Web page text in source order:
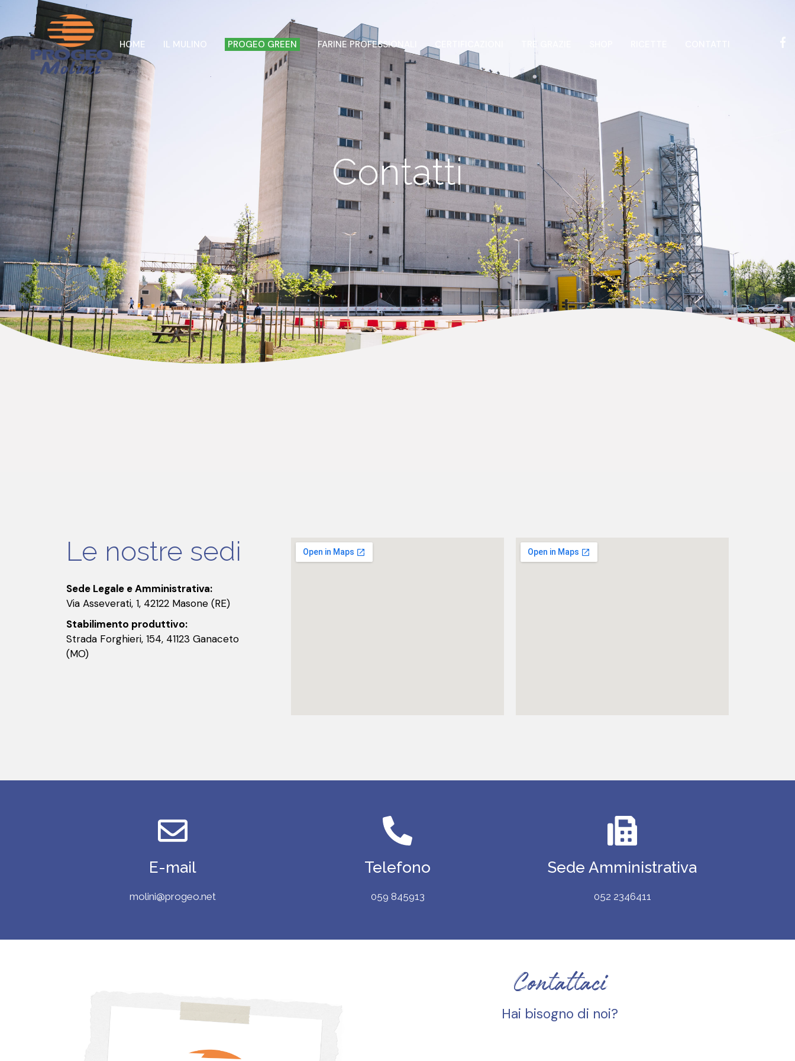
HOME IL MULINO PROGEO GREEN FARINE PROFESSIONALI CERTIFICAZIONI TRE GRAZIE
Contatti
Le nostre sedi
Sede Legale e Amministrativa:
Via Asseverati, 1, 42122 Masone (RE)
Stabilimento produttivo:
Strada Forghieri, 154, 41123 Ganaceto
(MO)
E-mail
molini@progeo.net
Telefono
059 845913
Sede Amministrativa
052 2346411
Contattaci
Hai bisogno di noi?